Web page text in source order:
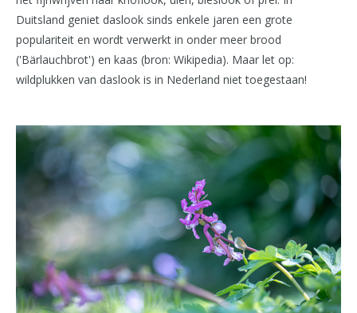
Duitsland geniet daslook sinds enkele jaren een grote
populariteit en wordt verwerkt in onder meer brood
('Bärlauchbrot') en kaas (bron: Wikipedia). Maar let op:
wildplukken van daslook is in Nederland niet toegestaan!